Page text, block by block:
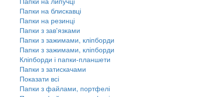
Папки на блискавці
Папки на резинці
Папки з зав'язками
Папки з зажимами, кліпборди
Папки з зажимами, кліпборди
Кліпборди і папки-планшети
Папки з затискачами
Показати всі
Папки з файлами, портфелі